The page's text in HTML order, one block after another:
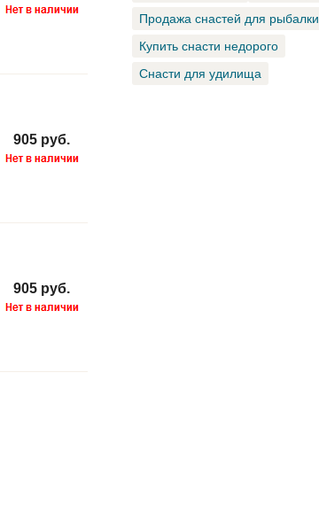
905 руб.
905 руб.
Продажа снастей для рыбалки
Купить снасти недорого
Снасти для удилища